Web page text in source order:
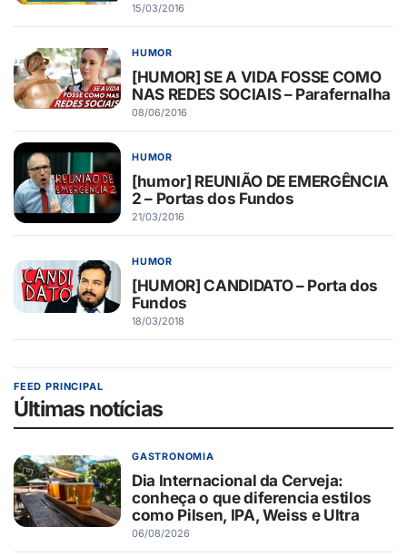
15/03/2016
HUMOR
[HUMOR] SE A VIDA FOSSE COMO
NAS REDES SOCIAIS – Parafernalha
08/06/2016
HUMOR
[humor] REUNIÃO DE EMERGÊNCIA
2 – Portas dos Fundos
21/03/2016
HUMOR
[HUMOR] CANDIDATO – Porta dos
Fundos
18/03/2018
FEED PRINCIPAL
Últimas notícias
GASTRONOMIA
Dia Internacional da Cerveja:
conheça o que diferencia estilos
como Pilsen, IPA, Weiss e Ultra
06/08/2026